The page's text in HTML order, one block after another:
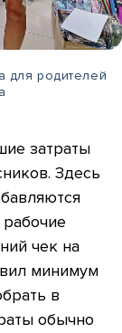
для родителей
затраты
Здесь
чек на
минимум
в
обычно